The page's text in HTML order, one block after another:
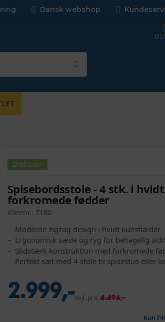
Dansk webshop
20på lager
Spisebordsstole - 4 stk. i
forkromede fødder
Varenr.: 7180
Moderne zigzag-design i hvidt kunstlæder
Ergonomisk sæde og ryg for behagelig
Slidstærk konstruktion med forkromede
Perfekt sæt med 4 stole til spisestue eller
2.999,-Vejl. pris 4.494,-